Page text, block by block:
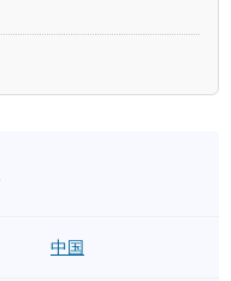
中国